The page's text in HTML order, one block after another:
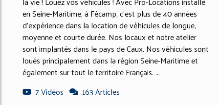
en Seine-Maritime, à Fécamp, c'est plus de 40 années
d'expérience dans la location de véhicules de longue,
moyenne et courte durée. Nos locaux et notre atelier
sont implantés dans le pays de Caux. Nos véhicules sont
loués principalement dans la région Seine-Maritime et
également sur tout le territoire Français. ...
7 Vidéos
163 Articles